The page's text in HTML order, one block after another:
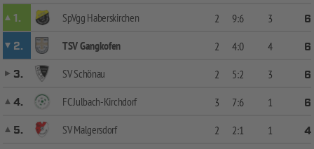
1. SpVgg Haberskirchen 2 9:6 3
6
2.
TSV Gangkofen 2 4:0 4
6
3.
SV Schönau 2 5:2 3
6
4.
FC Julbach-Kirchdorf 3 7:6 1
6
5.
SV Malgersdorf 2 2:1 1
4